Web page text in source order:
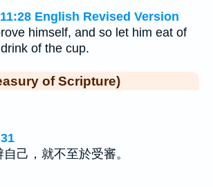
English Revised Version
himself, and so let him eat of
of the cup.
of Scripture)
己，就不至於受審。